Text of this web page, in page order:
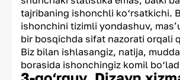
tajribaning ishonchli ko‘rsatkichi.
ishonchini tizimli yondashuv,
bir bosqichda sifat nazorati orqali
Biz bilan ishlasangiz, natija,
borasida ishonchingiz komil